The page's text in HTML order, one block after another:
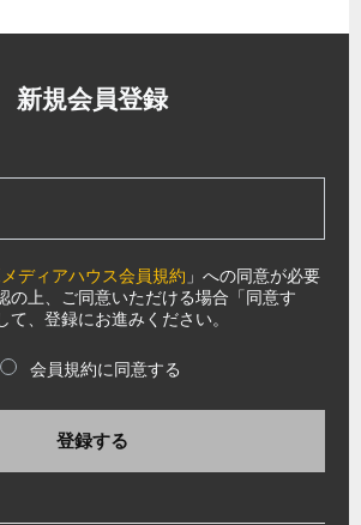
新規会員登録
ディアハウス会員規約 」への同意が必要
の上、ご同意いただける場合「同意す
て、登録にお進みください。
会員規約に同意する
登録する